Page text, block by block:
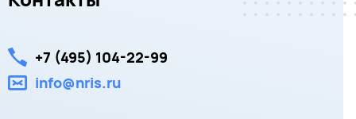
+7 (495) 104-22-99
info@nris.ru